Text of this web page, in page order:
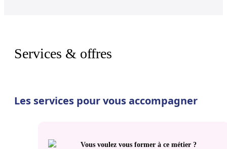
Services & offres
Les services pour vous accompagner
Vous voulez vous former à ce métier ?